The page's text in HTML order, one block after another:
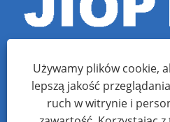
Prawa autorskie © 2022 Shenzhen
Używamy plików cookie,
lepszą jakość
ruch w witrynie i